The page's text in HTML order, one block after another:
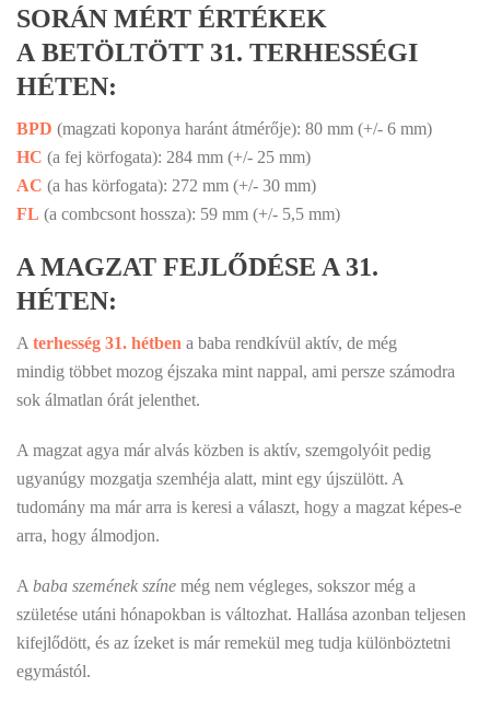
SORÁN MÉRT ÉRTÉKEK
A BETÖLTÖTT 31. TERHESSÉGI
HÉTEN:
BPD (magzati koponya haránt átmérője): 80 mm (+/- 6 mm)
HC (a fej körfogata): 284 mm (+/- 25 mm)
AC (a has körfogata): 272 mm (+/- 30 mm)
FL (a combcsont hossza): 59 mm (+/- 5,5 mm)
A MAGZAT FEJLŐDÉSE A 31.
HÉTEN:
A terhesség 31. hétben a baba rendkívül aktív, de még
mindig többet mozog éjszaka mint nappal, ami persze számodra
sok álmatlan órát jelenthet.
A magzat agya már alvás közben is aktív, szemgolyóit pedig
ugyanúgy mozgatja szemhéja alatt, mint egy újszülött. A
tudomány ma már arra is keresi a választ, hogy a magzat képes-e
arra, hogy álmodjon.
A baba szemének színe még nem végleges, sokszor még a
születése utáni hónapokban is változhat. Hallása azonban teljesen
kifejlődött, és az ízeket is már remekül meg tudja különböztetni
egymástól.